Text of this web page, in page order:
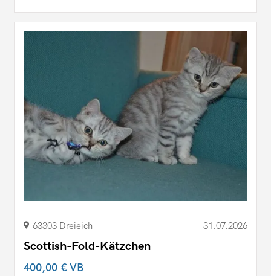
63303 Dreieich 31.07.2026
Scottish-Fold-Kätzchen
400,00 €VB